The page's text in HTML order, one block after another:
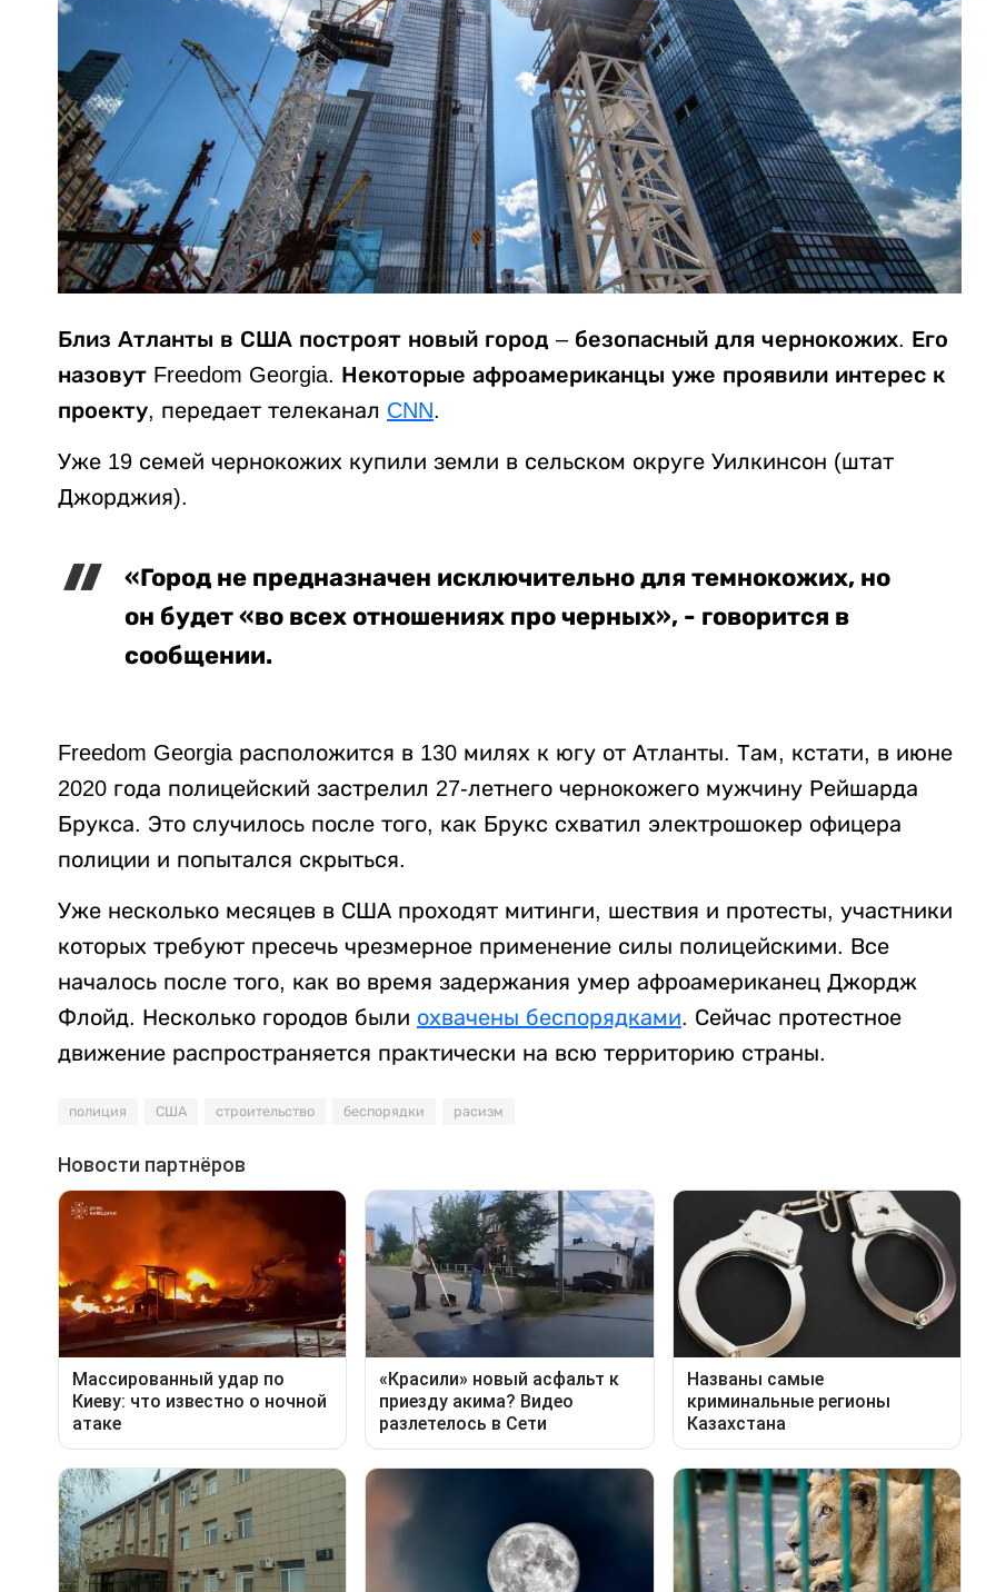
Близ Атланты в США построят новый город – безопасный для чернокожих. Его
назовут Freedom Georgia. Некоторые афроамериканцы уже проявили интерес к
проекту, передает телеканал CNN.
Уже 19 семей чернокожих купили земли в сельском округе Уилкинсон (штат
Джорджия).
«Город не предназначен исключительно для темнокожих, но
он будет «во всех отношениях про черных», - говорится в
сообщении.
Freedom Georgia расположится в 130 милях к югу от Атланты. Там, кстати, в июне
2020 года полицейский застрелил 27-летнего чернокожего мужчину Рейшарда
Брукса. Это случилось после того, как Брукс схватил электрошокер офицера
полиции и попытался скрыться.
Уже несколько месяцев в США проходят митинги, шествия и протесты, участники
которых требуют пресечь чрезмерное применение силы полицейскими. Все
началось после того, как во время задержания умер афроамериканец Джордж
Флойд. Несколько городов были охвачены беспорядками. Сейчас протестное
движение распространяется практически на всю территорию страны.
полиция США строительство беспорядки расизм